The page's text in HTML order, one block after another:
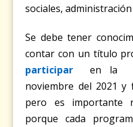
sociales,
Se debe tener
contar con un título
participar
en la
noviembre del 2021 y
pero es importante
porque cada